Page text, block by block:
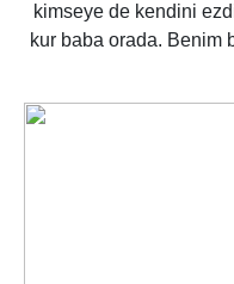
kimseye de kendini
kur baba orada. Benim